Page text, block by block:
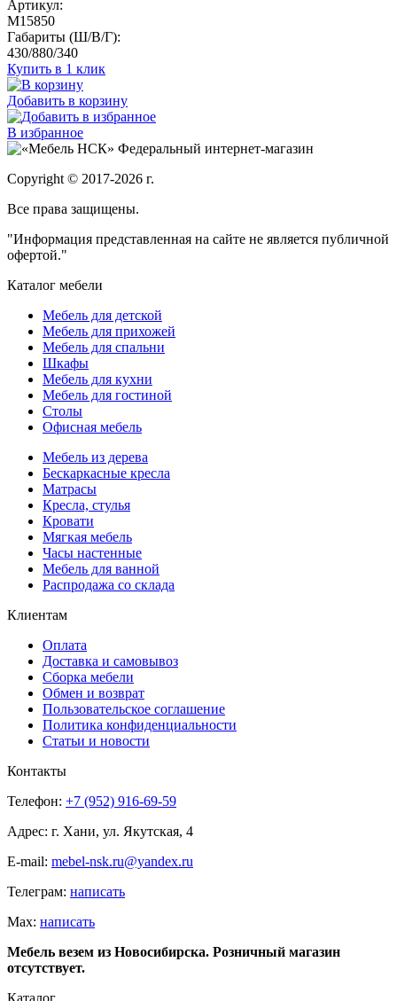
Артикул:
M15850
Габариты (Ш/В/Г):
430/880/340
Купить в 1 клик
Добавить в корзину
В избранное
Федеральный интернет-магазин
Copyright © 2017-2026 г.
Все права защищены.
"Информация представленная на сайте не является публичной
офертой."
Каталог мебели
Мебель для детской
Мебель для прихожей
Мебель для спальни
Шкафы
Мебель для кухни
Мебель для гостиной
Столы
Офисная мебель
Мебель из дерева
Бескаркасные кресла
Матрасы
Кресла, стулья
Кровати
Мягкая мебель
Часы настенные
Мебель для ванной
Распродажа со склада
Клиентам
Оплата
Доставка и самовывоз
Сборка мебели
Обмен и возврат
Пользовательское соглашение
Политика конфиденциальности
Статьи и новости
Контакты
Телефон: +7 (952) 916-69-59
Адрес: г. Хани, ул. Якутская, 4
E-mail: mebel-nsk.ru@yandex.ru
Телеграм: написать
Мах: написать
Мебель везем из Новосибирска. Розничный магазин
отсутствует.
Каталог